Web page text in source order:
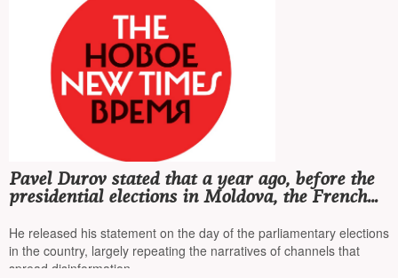
Pavel Durov stated that a year ago, before the
presidential elections in Moldova, the French
'censor' channels
He released his statement on the day of the parliamentary elections
in the country, largely repeating the narratives of channels that
spread disinformation